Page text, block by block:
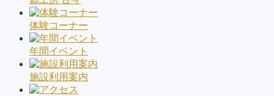
体験コーナー
年間イベント
施設利用案内